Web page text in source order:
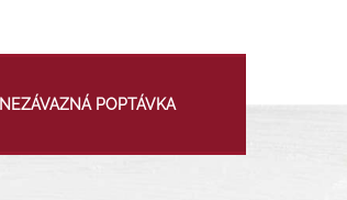
NEZÁVAZNÁ POPTÁVKA